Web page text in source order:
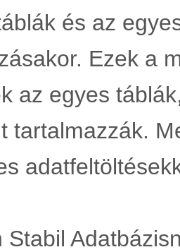
és az
Ezek a
az egyes
tartalmazzák.
Stabil